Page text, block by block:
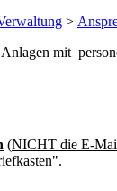
>
mit
(NICHT die E-